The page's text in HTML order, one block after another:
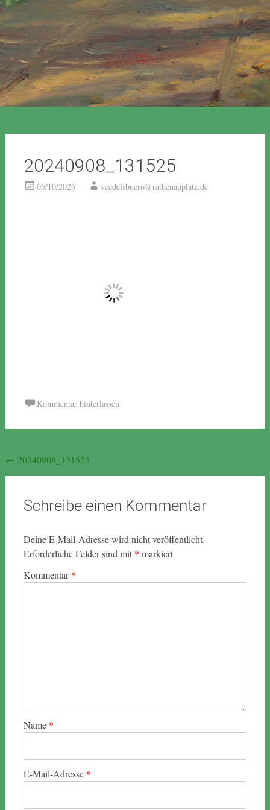
20240908_131525
05/10/2025 veedelsbuero@rathenauplatz.de
Kommentar hinterlassen
Beitragsnavigation
← 20240908_131525
Schreibe einen Kommentar
Deine E-Mail-Adresse wird nicht veröffentlicht.
Erforderliche Felder sind mit * markiert
Kommentar*
Name *
E-Mail-Adresse *